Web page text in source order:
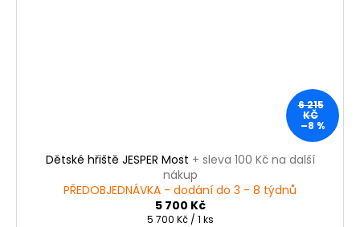
6 215
KČ
–8 %
Dětské hřiště JESPER Most + sleva 100 Kč na další
nákup
PŘEDOBJEDNÁVKA - dodání do 3 - 8 týdnů
5 700 Kč
Měrná
5 700 Kč / 1 ks